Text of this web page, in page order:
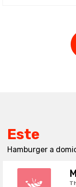
Este
Hamburger a